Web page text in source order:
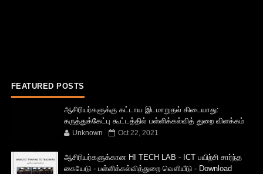
FEATURED POSTS
ஆசிரியர்களுக்கு கட்டாய இடமாறுதல் கிடையாது:
கருத்துக்கேட்பு கூட்டத்தில் பள்ளிக்கல்வித் துறை விளக்கம்
Unknown Oct 22, 2021
ஆசிரியர்களுக்கான HI TECH LAB - ICT பயிற்சி சார்ந்த
கையேடு - பள்ளிக்கல்வித்துறை வெளியீடு - Download